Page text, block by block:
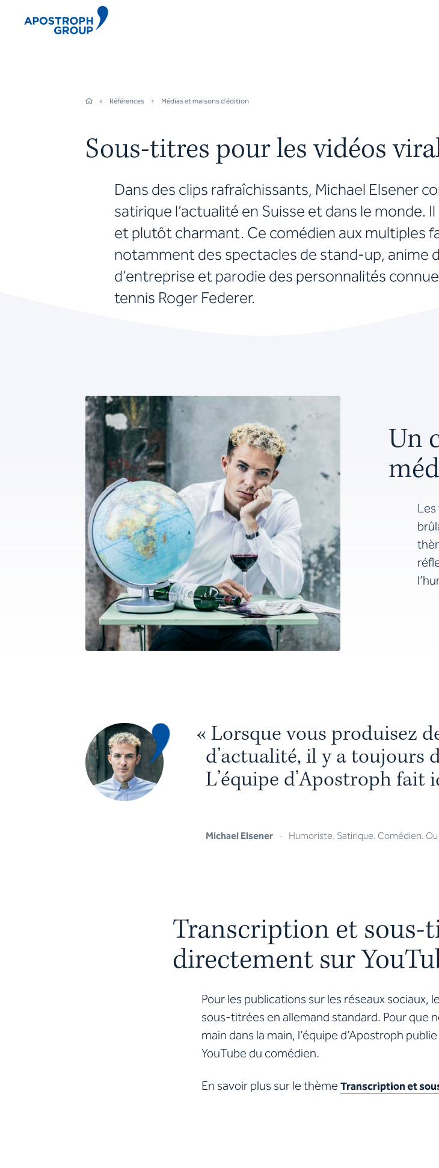
Références Médias et maisons d’édition
Sous-titres pour les vidéos
Dans des clips rafraîchissants, Michael Elsener
satirique l’actualité en Suisse et dans le monde.
et plutôt charmant. Ce comédien aux multiples
notamment des spectacles de stand-up, anime
d’entreprise et parodie des personnalités
tennis Roger Federer.
Un
Les
« Lorsque vous produisez d
d’actualité, il y a toujours
L’équipe d’Apostroph fait i
Michael Elsener · Humoriste. Satirique. Comédien.
Transcription et sous-
directement sur
Pour les publications sur les réseaux sociaux,
sous-titrées en allemand standard. Pour que
main dans la main, l’équipe d’Apostroph
YouTube du comédien.
En savoir plus sur le thèmeTranscription et